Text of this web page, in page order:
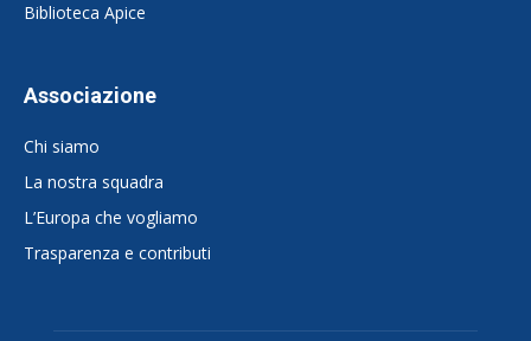
Biblioteca Apice
Associazione
Chi siamo
La nostra squadra
L’Europa che vogliamo
Trasparenza e contributi